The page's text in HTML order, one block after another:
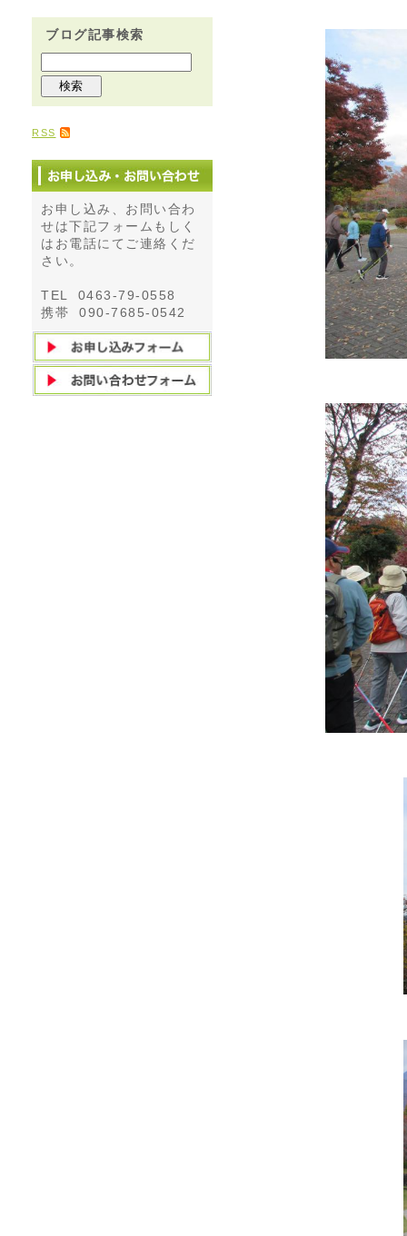
ブログ記事検索
RSS
お申し込み、お問い合わ
せは下記フォームもしく
はお電話にてご連絡くだ
さい。
TEL 0463-79-0558
携帯 090-7685-0542